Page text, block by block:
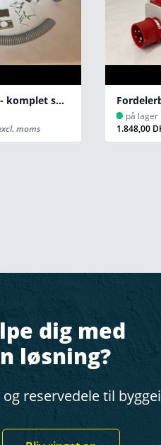
400 Volt
moms
på lager
577,50
dig med
løsning?
reservedele til